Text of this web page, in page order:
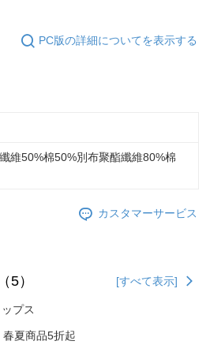
PC版の詳細についてを表示する
維50%棉50%別布聚酯纖維80%棉
カスタマーサービス
5） [すべて表示]
ップス
春夏商品5折起